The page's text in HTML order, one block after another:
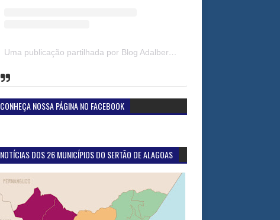
Uma publicação partilhada por Blog Adalberto Gomes Noticias (@blogadalbertogomesnoticiass)
CONHEÇA NOSSA PÁGINA NO FACEBOOK
NOTÍCIAS DOS 26 MUNICÍPIOS DO SERTÃO DE ALAGOAS